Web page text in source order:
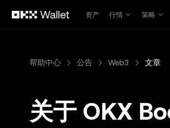
资产
行情 策略
帮助中心 公告 Web3 文章
关于 OKX